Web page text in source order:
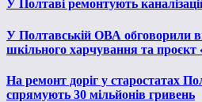
У Полтаві ремонтують
У Полтавській ОВА обговорили
шкільного харчування та
На ремонт доріг у старостатах
спрямують 30 мільйонів гривень